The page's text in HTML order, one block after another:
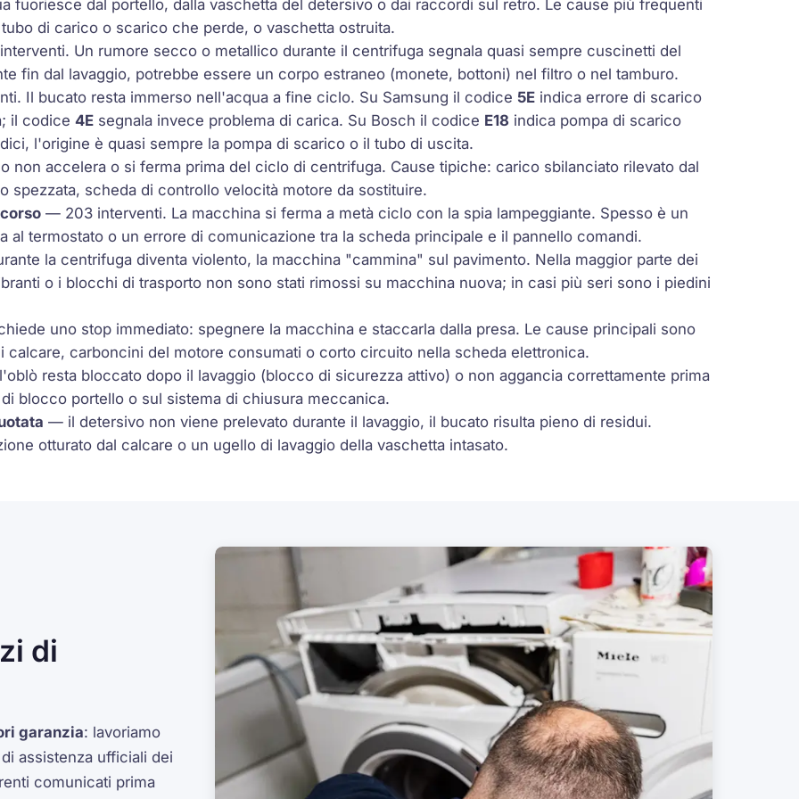
fuoriesce dal portello, dalla vaschetta del detersivo o dai raccordi sul retro. Le cause più frequenti
di carico o scarico che perde, o vaschetta ostruita.
Un rumore secco o metallico durante il centrifuga segnala quasi sempre cuscinetti del
fin dal lavaggio, potrebbe essere un corpo estraneo (monete, bottoni) nel filtro o nel tamburo.
Il bucato resta immerso nell'acqua a fine ciclo. Su Samsung il codice 5E indica errore di scarico
il codice4E segnala invece problema di carica. Su Bosch il codice E18 indica pompa di scarico
l'origine è quasi sempre la pompa di scarico o il tubo di uscita.
accelera o si ferma prima del ciclo di centrifuga. Cause tipiche: carico sbilanciato rilevato dal
spezzata, scheda di controllo velocità motore da sostituire.
— 203 interventi. La macchina si ferma a metà ciclo con la spia lampeggiante. Spesso è un
al termostato o un errore di comunicazione tra la scheda principale e il pannello comandi.
la centrifuga diventa violento, la macchina "cammina" sul pavimento. Nella maggior parte dei
o i blocchi di trasporto non sono stati rimossi su macchina nuova; in casi più seri sono i piedini
uno stop immediato: spegnere la macchina e staccarla dalla presa. Le cause principali sono
carboncini del motore consumati o corto circuito nella scheda elettronica.
resta bloccato dopo il lavaggio (blocco di sicurezza attivo) o non aggancia correttamente prima
blocco portello o sul sistema di chiusura meccanica.
— il detersivo non viene prelevato durante il lavaggio, il bucato risulta pieno di residui.
otturato dal calcare o un ugello di lavaggio della vaschetta intasato.
di
garanzia: lavoriamo
assistenza ufficiali dei
comunicati prima